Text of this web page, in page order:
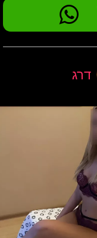
דרג